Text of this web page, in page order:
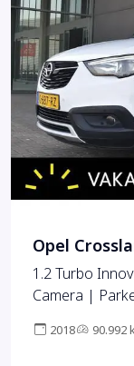
Opel
1.2 Turbo
Camera |
2018 90.992